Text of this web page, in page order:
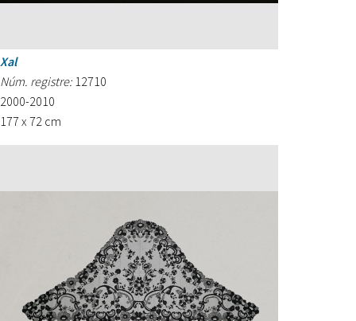
Xal
Núm. registre: 12710
2000-2010
177 x 72 cm